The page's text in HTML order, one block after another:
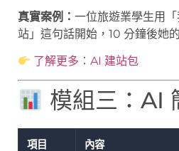
真實案例： 一位旅遊業學生用
站」這句話開始，10 分鐘後她
了解更多：AI 建站包
模組三：AI
項目 內容